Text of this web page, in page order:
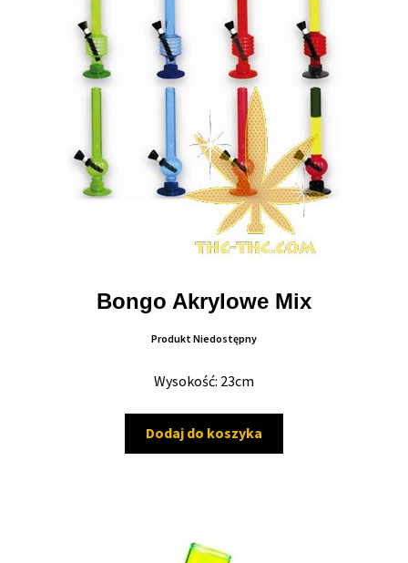
Bongo Akrylowe Mix
Produkt Niedostępny
Wysokość: 23cm
Dodaj do koszyka